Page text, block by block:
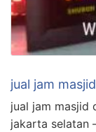
jual jam
jual jam masjid
jakarta selatan